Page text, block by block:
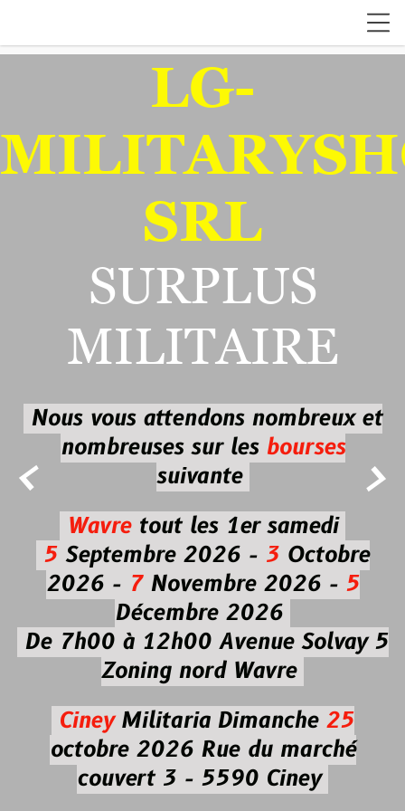
 
LG-
SRL
SURPLUS
MILITAIRE
Nous vous attendons nombreux et
nombreuses sur les bourses
suivante
Wavretout les 1er samedi
5Septembre 2026 - 3Octobre
2026 -7Novembre 2026 - 5
Décembre 2026
De 7h00 à 12h00 Avenue Solvay 5
Zoning nord Wavre
CineyMilitaria Dimanche 25
octobre 2026Rue du marché
couvert 3 - 5590 Ciney